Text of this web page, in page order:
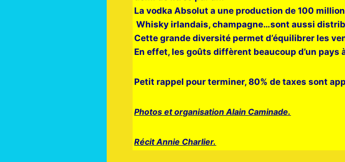
La vodka Absolut a une production de 100
Whisky irlandais, champagne…sont aussi
Cette grande diversité permet d’équilibrer les
En effet, les goûts diffèrent beaucoup d’un pays
Petit rappel pour terminer, 80% de taxes sont
Photos et organisation Alain Caminade.
Récit Annie Charlier.